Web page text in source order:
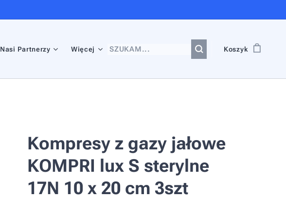
Nasi Partnerzy Więcej Koszyk
Kompresy z gazy jałowe
KOMPRI lux S sterylne
17N 10 x 20 cm 3szt